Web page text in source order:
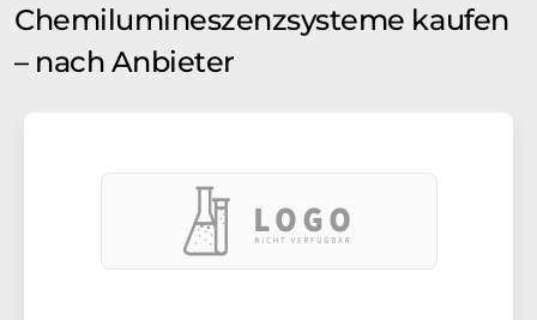
Chemilumineszenzsysteme kaufen
– nach Anbieter